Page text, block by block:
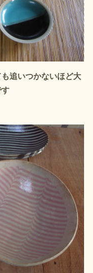
追いつかないほど大